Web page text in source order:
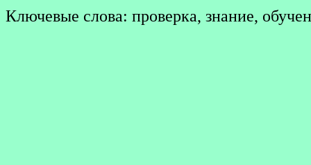
Ключевые слова: проверка, знание,